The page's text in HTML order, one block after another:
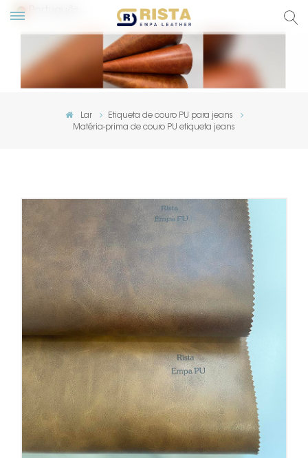
Lar
Etiqueta de couro PU para jeans
Matéria-prima de couro PU etiqueta jeans